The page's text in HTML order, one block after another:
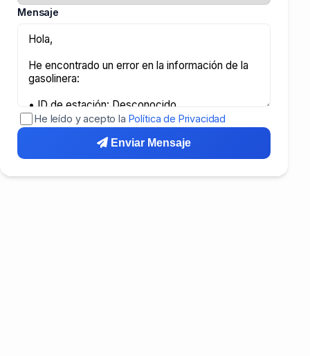
Mensaje
He leído y acepto la Política de Privacidad
Enviar Mensaje